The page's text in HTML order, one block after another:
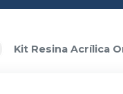
Kit Resina Acrílica